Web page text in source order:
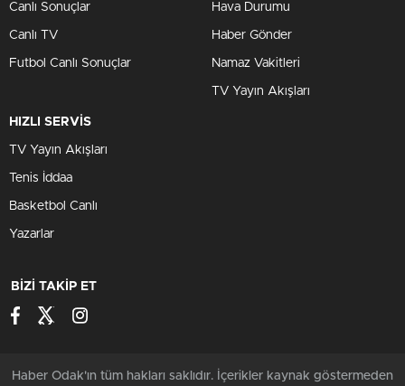
Canlı Sonuçlar
Canlı TV
Futbol Canlı Sonuçlar
Hava Durumu
Haber Gönder
Namaz Vakitleri
TV Yayın Akışları
HIZLI SERVİS
TV Yayın Akışları
Tenis İddaa
Basketbol Canlı
Yazarlar
BİZİ TAKİP ET
Haber Odak'ın tüm hakları saklıdır. İçerikler kaynak göstermeden